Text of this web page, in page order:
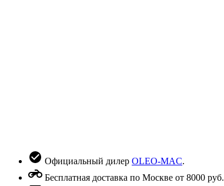
Официальный дилер OLEO-MAC.
Бесплатная доставка по Москве от 8000 руб.